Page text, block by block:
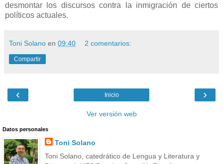
desmontar los discursos contra la inmigración de ciertos
políticos actuales.
Toni Solano en 09:40 2 comentarios:
Compartir
‹ ›
Inicio
Ver versión web
Datos personales
Toni Solano
Toni Solano, catedrático de Lengua y Literatura y